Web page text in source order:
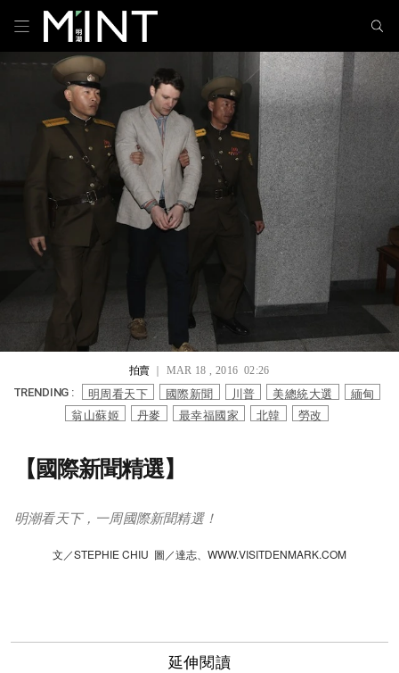
拍賣｜ MAR 18 , 2016 02:26
TRENDING : 明周看天下 國際新聞 川普 美總統大選
緬甸
翁山蘇姬
丹麥 最幸福國家 北韓 勞改
【國際新聞精選】
明潮看天下，一周國際新聞精選！
文／STEPHIE CHIU 圖／達志、WWW.VISITDENMARK.COM
延伸閱讀